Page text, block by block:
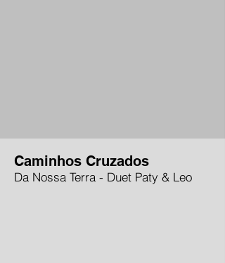
Caminhos Cruzados
Da Nossa Terra - Duet Paty & Leo